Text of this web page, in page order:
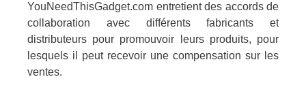
YouNeedThisGadget.com entretient des accords de
collaboration avec différents fabricants et
distributeurs pour promouvoir leurs produits, pour
lesquels il peut recevoir une compensation sur les
ventes.